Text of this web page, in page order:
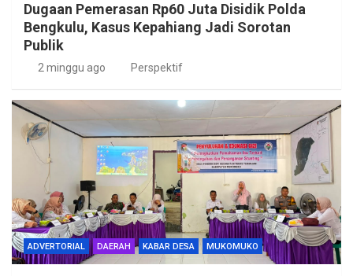
Dugaan Pemerasan Rp60 Juta Disidik Polda
Bengkulu, Kasus Kepahiang Jadi Sorotan
Publik
2 minggu ago Perspektif
ADVERTORIAL DAERAH KABAR DESA MUKOMUKO